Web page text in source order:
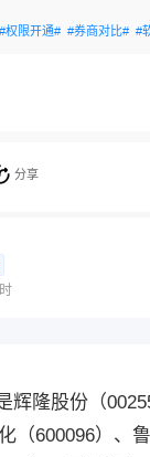
#权限开通# #券商对比# #
分享
辉隆股份（
（600096）、